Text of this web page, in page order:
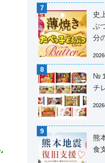
史
ぶ
分
№
チ
熊
食